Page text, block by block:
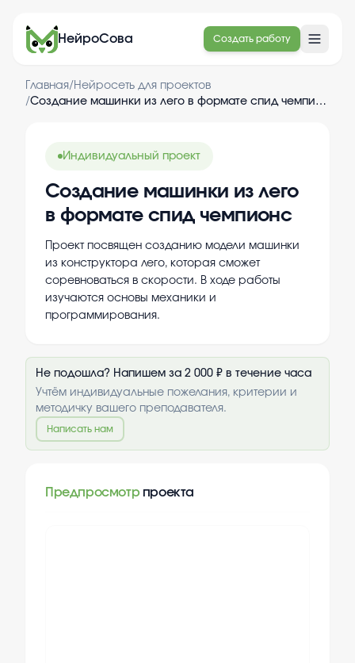
НейроСова Создать работу
Главная/ Нейросеть для проектов
/
Создание машинки из лего в формате спид чемпионс
Индивидуальный проект
Создание машинки из лего
в формате спид чемпионс
Проект посвящен созданию модели машинки
из конструктора лего, которая сможет
соревноваться в скорости. В ходе работы
изучаются основы механики и
программирования.
Не подошла? Напишем за 2 000 ₽ в течение часа
Учтём индивидуальные пожелания, критерии и
методичку вашего преподавателя.
Написать нам
Предпросмотр проекта